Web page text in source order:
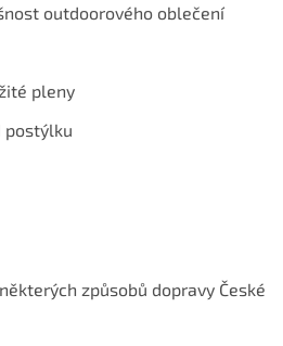
outdoorového oblečení
pleny
postýlku
způsobů dopravy České